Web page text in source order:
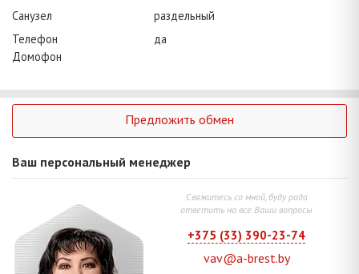
Санузел
раздельный
Телефон
да
Домофон
Предложить обмен
Ваш персональный менеджер
Свяжитесь со мной, буду рада
ответить на все Ваши вопросы
+375 (33) 390-23-74
vav@a-brest.by